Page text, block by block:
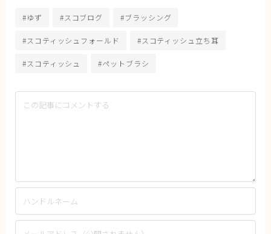
#ゆず #スコブログ #ブラッシング
#スコティッシュフォールド #スコティッシュ立ち耳
#スコティッシュ #ペットブラシ